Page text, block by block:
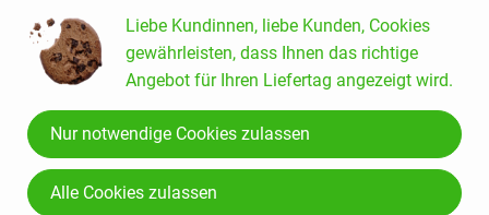
Gesamtpreis:0,00 €
1 EL
Olivenöl
Olivenöl Coriolanum 0,75
l
Liebe Kundinnen, liebe Kunden, Cookies
gewährleisten, dass Ihnen das richtige
Angebot für Ihren Liefertag angezeigt wird.
Nur notwendige Cookies zulassen
Alle Cookies zulassen